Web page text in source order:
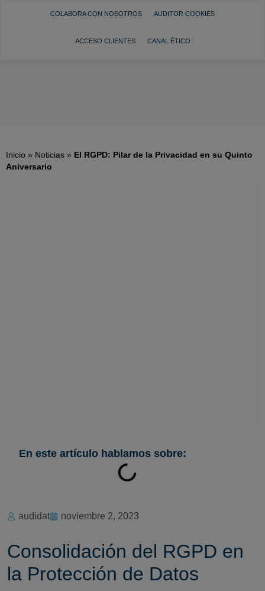
COLABORA CON NOSOTROS AUDITOR COOKIES
ACCESO CLIENTES CANAL ÉTICO
Inicio » Noticias » El RGPD: Pilar de la Privacidad en su Quinto
Aniversario
En este artículo hablamos sobre:
audidat noviembre 2, 2023
Consolidación del RGPD en
la Protección de Datos